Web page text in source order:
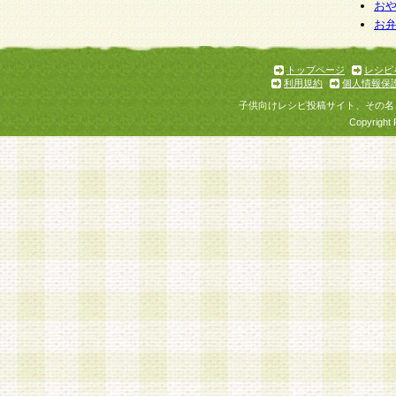
お
お
トップページ
レシピ
利用規約
個人情報保
子供向けレシピ投稿サイト、その
Copyright